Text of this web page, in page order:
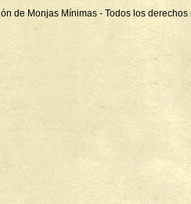
de Monjas Mínimas - Todos los